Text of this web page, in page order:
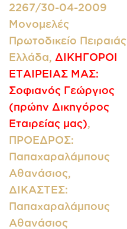
2267/30-04-2009
Μονομελές
Πρωτοδικείο Πειραιάς
Ελλάδα, ΔΙΚΗΓΟΡΟΙ
ΕΤΑΙΡΕΙΑΣ ΜΑΣ:
Σοφιανός Γεώργιος
(πρώην Δικηγόρος
Εταιρείας μας)
ΠΡΟΕΔΡΟΣ:
Παπαχαραλάμπους
Αθανάσιος,
ΔΙΚΑΣΤΕΣ:
Παπαχαραλάμπους
Αθανάσιος